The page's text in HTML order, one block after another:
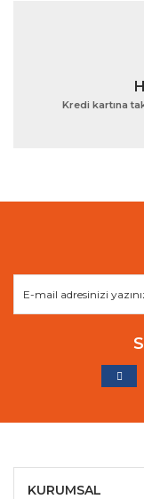
Kredi kartına
KURUMSAL